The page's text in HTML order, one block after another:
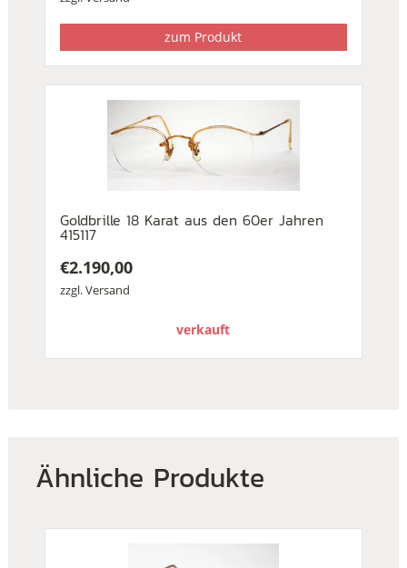
zum Produkt
Goldbrille 18 Karat aus den 60er Jahren
415117
€2.190,00
zzgl.Versand
verkauft
Ähnliche Produkte